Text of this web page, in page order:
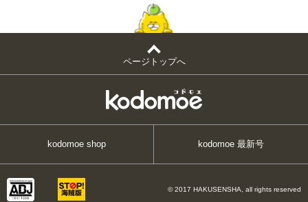
ページトップへ
kodomoe shop kodomoe 最新号
© 2017 HAKUSENSHA, all rights reserved